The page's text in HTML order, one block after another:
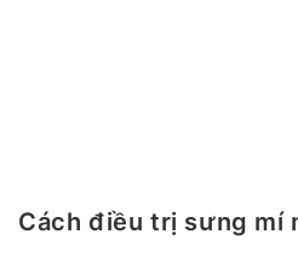
Cách điều trị sưng mí